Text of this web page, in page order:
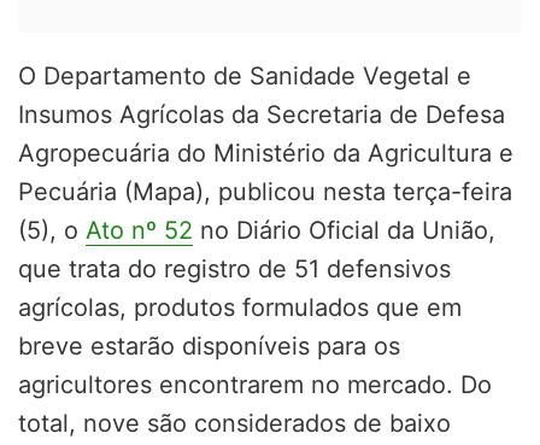
O Departamento de Sanidade Vegetal e
Insumos Agrícolas da Secretaria de Defesa
Agropecuária do Ministério da Agricultura e
Pecuária (Mapa), publicou nesta terça-feira
(5), o Ato nº 52 no Diário Oficial da União,
que trata do registro de 51 defensivos
agrícolas, produtos formulados que em
breve estarão disponíveis para os
agricultores encontrarem no mercado. Do
total, nove são considerados de baixo